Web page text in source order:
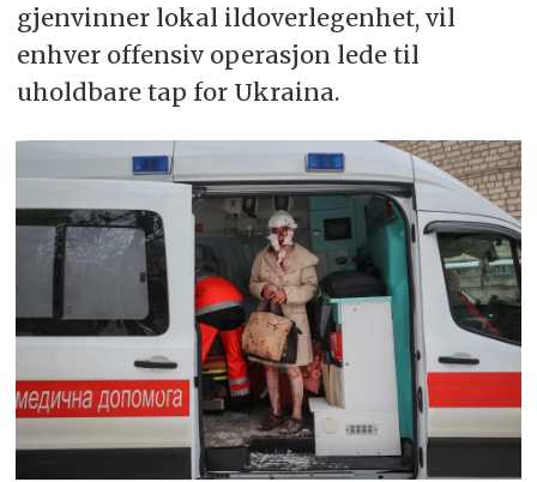
gjenvinner lokal ildoverlegenhet, vil
enhver offensiv operasjon lede til
uholdbare tap for Ukraina.